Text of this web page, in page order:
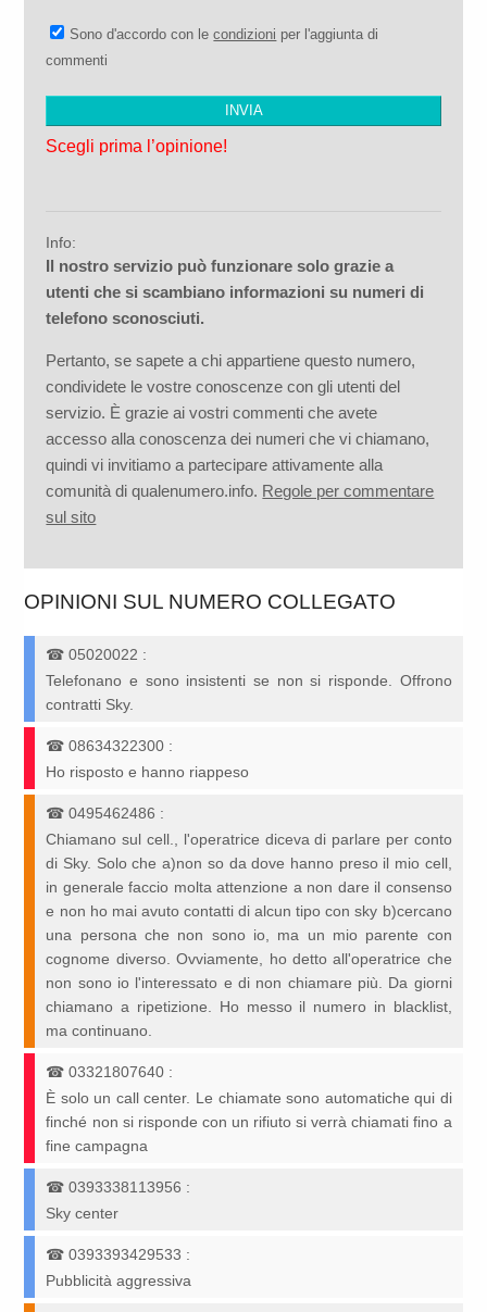
Sono d'accordo con lecondizioni per l'aggiunta di
commenti
Scegli prima l’opinione!
Info:
Il nostro servizio può funzionare solo grazie a
utenti che si scambiano informazioni su numeri di
telefono sconosciuti.
Pertanto, se sapete a chi appartiene questo numero,
condividete le vostre conoscenze con gli utenti del
servizio. È grazie ai vostri commenti che avete
accesso alla conoscenza dei numeri che vi chiamano,
quindi vi invitiamo a partecipare attivamente alla
comunità di qualenumero.info. Regole per commentare
sul sito
OPINIONI SUL NUMERO COLLEGATO
☎05020022 :
Telefonano e sono insistenti se non si risponde. Offrono
contratti Sky.
☎08634322300 :
Ho risposto e hanno riappeso
☎0495462486 :
Chiamano sul cell., l'operatrice diceva di parlare per conto
di Sky. Solo che a)non so da dove hanno preso il mio cell,
in generale faccio molta attenzione a non dare il consenso
e non ho mai avuto contatti di alcun tipo con sky b)cercano
una persona che non sono io, ma un mio parente con
cognome diverso. Ovviamente, ho detto all'operatrice che
non sono io l'interessato e di non chiamare più. Da giorni
chiamano a ripetizione. Ho messo il numero in blacklist,
ma continuano.
☎03321807640 :
È solo un call center. Le chiamate sono automatiche qui di
finché non si risponde con un rifiuto si verrà chiamati fino a
fine campagna
☎0393338113956 :
Sky center
☎0393393429533 :
Pubblicità aggressiva